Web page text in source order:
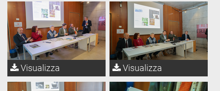
Visualizza Visualizza